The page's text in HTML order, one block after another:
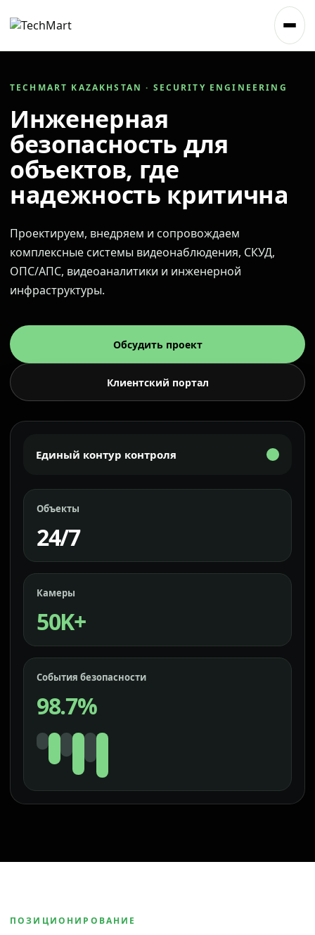
TECHMART KAZAKHSTAN · SECURITY ENGINEERING
Инженерная
безопасность для
объектов, где
надежность критична
Проектируем, внедряем и сопровождаем
комплексные системы видеонаблюдения, СКУД,
ОПС/АПС, видеоаналитики и инженерной
инфраструктуры.
Обсудить проект
Клиентский портал
Единый контур контроля
Объекты
24/7
Камеры
50K+
События безопасности
98.7%
ПОЗИЦИОНИРОВАНИЕ